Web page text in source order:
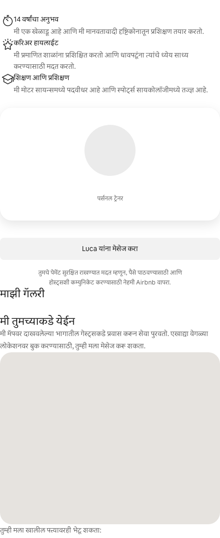
पर्सनल ट्रेनर
14 वर्षांचा अनुभव
मी एक खेळाडू आहे आणि मी मानवतावादी दृष्टिकोनातून प्रशिक्षण तयार करतो.
करिअर हायलाईट
मी प्रमाणित शाळांना प्रशिक्षित करतो आणि धावपटूंना त्यांचे ध्येय साध्य
करण्यासाठी मदत करतो.
शिक्षण आणि प्रशिक्षण
मी मोटर सायन्समध्ये पदवीधर आहे आणि स्पोर्ट्स सायकोलॉजीमध्ये तज्ज्ञ आहे.
Luca यांना मेसेज करा
तुमचे पेमेंट सुरक्षित राखण्यात मदत म्हणून, पैसे पाठवण्यासाठी आणि
होस्ट्सशी कम्युनिकेट करण्यासाठी नेहमी Airbnb वापरा.
माझी गॅलरी
मी तुमच्याकडे येईन
मी मॅपवर दाखवलेल्या भागातील गेस्ट्सकडे प्रवास करून सेवा पुरवतो. एखाद्या वेगळ्या
लोकेशनवर बुक करण्यासाठी, तुम्ही मला मेसेज करू शकता.
तुम्ही मला खालील पत्त्यावरही भेटू शकता: